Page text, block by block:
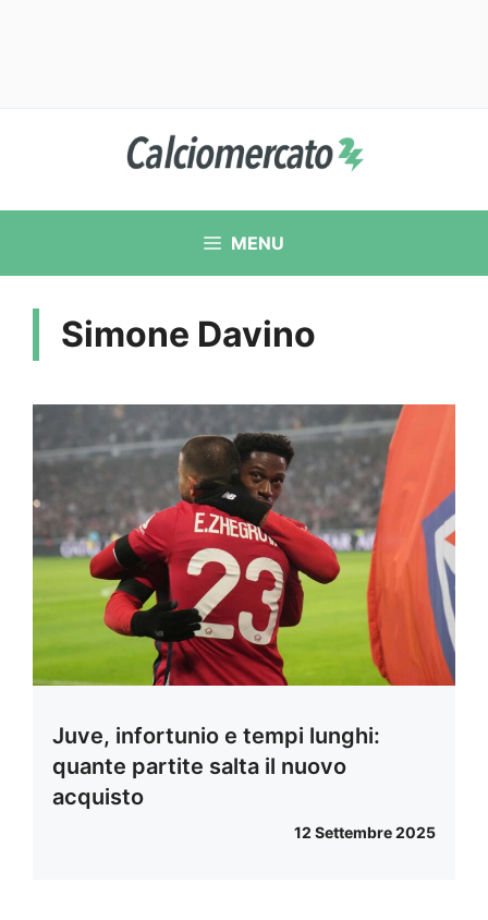
contenuto
MENU
Simone Davino
Juve, infortunio e tempi lunghi:
quante partite salta il nuovo
acquisto
12 Settembre 2025